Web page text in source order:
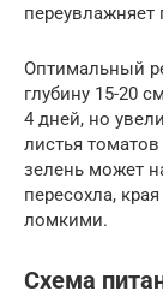
переувлажняет
Оптимальный
глубину 15-20
4 дней, но
листья
зелень может
пересохла,
ломкими.
Схема